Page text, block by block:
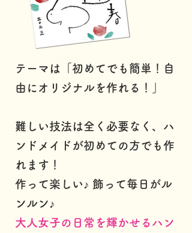
テーマは「初めてでも簡単！ 自
由にオリジナルを作れる！」
難しい技法は全く必要なく​、ハ
ンドメイドが初めての方でも作
れます！
作って楽しい♪ 飾って毎日がル
ンルン♪
大人女子の日常を輝かせるハン